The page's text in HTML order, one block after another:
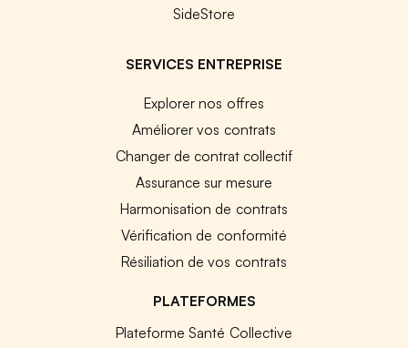
SideStore
SERVICES ENTREPRISE
Explorer nos offres
Améliorer vos contrats
Changer de contrat collectif
Assurance sur mesure
Harmonisation de contrats
Vérification de conformité
Résiliation de vos contrats
PLATEFORMES
Plateforme Santé Collective